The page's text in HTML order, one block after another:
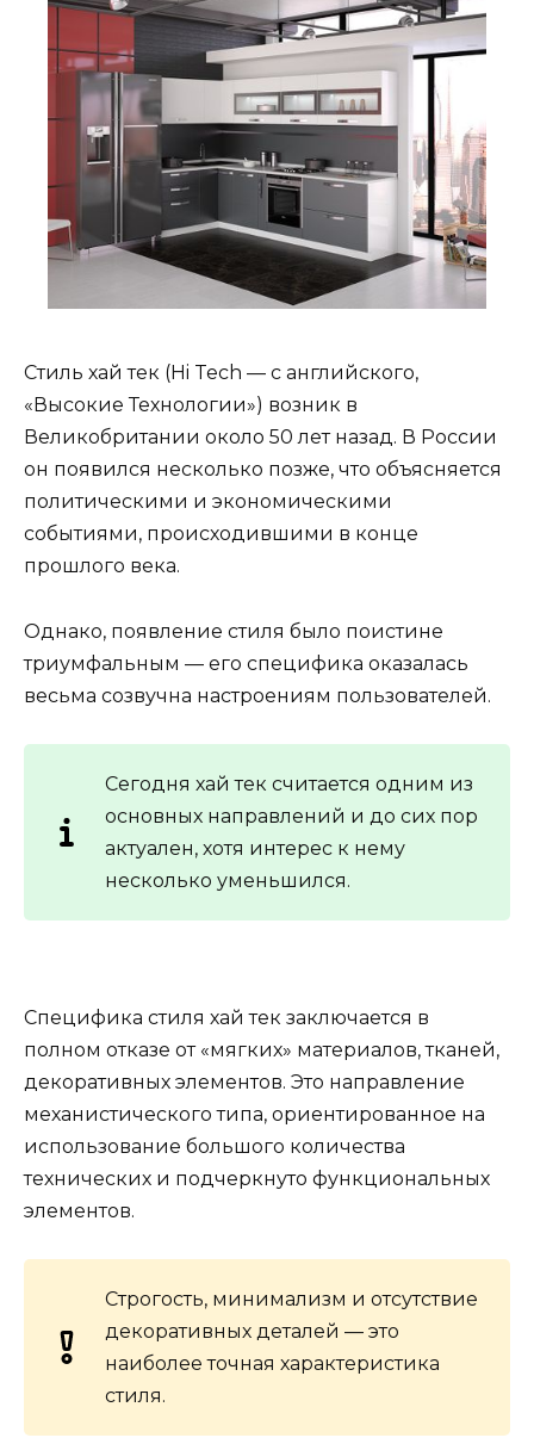
Стиль хай тек (Hi Tech — с английского,
«Высокие Технологии») возник в
Великобритании около 50 лет назад. В России
он появился несколько позже, что объясняется
политическими и экономическими
событиями, происходившими в конце
прошлого века.
Однако, появление стиля было поистине
триумфальным — его специфика оказалась
весьма созвучна настроениям пользователей.
Сегодня хай тек считается одним из
основных направлений и до сих пор
актуален, хотя интерес к нему
несколько уменьшился.
Специфика стиля хай тек заключается в
полном отказе от «мягких» материалов, тканей,
декоративных элементов. Это направление
механистического типа, ориентированное на
использование большого количества
технических и подчеркнуто функциональных
элементов.
Строгость, минимализм и отсутствие
декоративных деталей — это
наиболее точная характеристика
стиля.